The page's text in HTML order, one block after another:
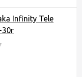
Infinity Tele